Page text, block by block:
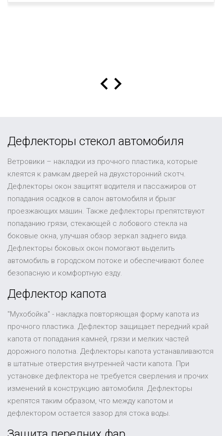
Дефлекторы стекол автомобиля
Ветровики – накладки из прочного пластика, которые
клеятся к рамкам дверей на двухсторонний скотч.
Дефлекторы окон защитят водителя и пассажиров от
попадания осадков в салон автомобиля и брызг
проезжающих машин. Также дефлекторы препятствуют
попаданию грязи, стекающей с лобового стекла на
боковые окна, улучшая обзор зеркал заднего вида.
Дефлекторы боковых окон помогают выделить
автомобиль в городском потоке и обеспечивают более
безопасную и комфортную езду.
Дефлектор капота
"Мухобойка" - накладка повторяющая форму капота из
прочного пластика. Дефлектор защищает передний край
капота от попадания камней, грязи и мелких частей
дорожного полотна. Дефлекторы капота устанавливаются
в штатные отверстия внутренней части капота. При
установке дефлектора не требуется сверления и прочих
изменений в конструкцию автомобиля. Дефлекторы
крепятся таким образом, что между капотом и
дефлектором остается зазор для стока воды.